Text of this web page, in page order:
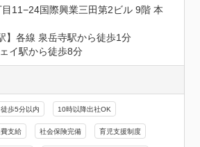
11−24国際興業三田第2ビル 9階 本
】各線 泉岳寺駅から徒歩1分
イ駅から徒歩8分
歩5分以内 10時以降出社OK
支給 社会保険完備 育児支援制度